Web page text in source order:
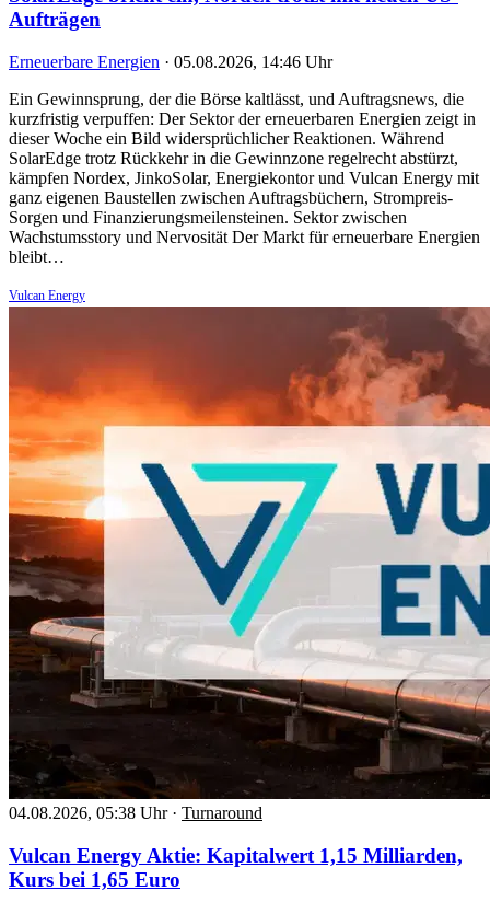
Aufträgen
Erneuerbare Energien · 05.08.2026, 14:46 Uhr
Ein Gewinnsprung, der die Börse kaltlässt, und Auftragsnews, die
kurzfristig verpuffen: Der Sektor der erneuerbaren Energien zeigt in
dieser Woche ein Bild widersprüchlicher Reaktionen. Während
SolarEdge trotz Rückkehr in die Gewinnzone regelrecht abstürzt,
kämpfen Nordex, JinkoSolar, Energiekontor und Vulcan Energy mit
ganz eigenen Baustellen zwischen Auftragsbüchern, Strompreis-
Sorgen und Finanzierungsmeilensteinen. Sektor zwischen
Wachstumsstory und Nervosität Der Markt für erneuerbare Energien
bleibt…
Vulcan Energy
04.08.2026, 05:38 Uhr · Turnaround
Vulcan Energy Aktie: Kapitalwert 1,15 Milliarden,
Kurs bei 1,65 Euro